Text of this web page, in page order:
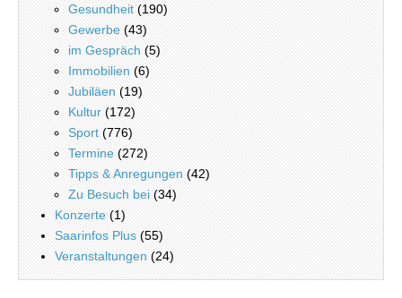
Gesundheit (190)
Gewerbe (43)
im Gespräch (5)
Immobilien (6)
Jubiläen (19)
Kultur (172)
Sport (776)
Termine (272)
Tipps & Anregungen (42)
Zu Besuch bei (34)
Konzerte (1)
Saarinfos Plus (55)
Veranstaltungen (24)